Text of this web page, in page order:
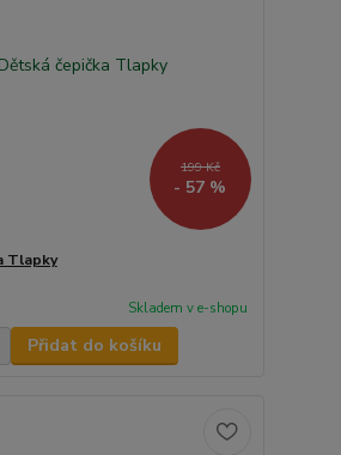
199 Kč
- 57 %
Tlapky
Skladem v e-shopu
Přidat do košíku